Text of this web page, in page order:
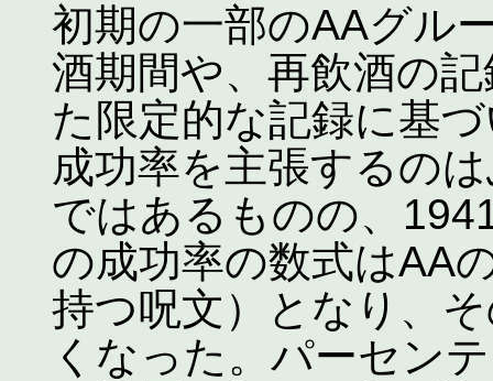
初期の一部のAAグル
酒期間や、再飲酒の
た限定的な記録に基
成功率を主張するの
ではあるものの、
の成功率の数式はAA
持つ呪文）となり、
くなった。パーセン